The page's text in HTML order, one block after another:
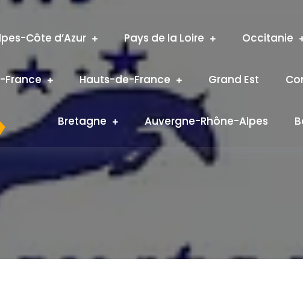
Côte d’Azur Pays de la Loire Occitanie
France Hauts-de-France Grand Est
Bretagne Auvergne-Rhône-Alpes